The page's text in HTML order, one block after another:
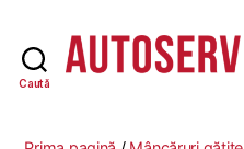
Caută